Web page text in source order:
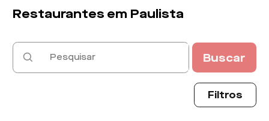
Restaurantes em Paulista
Buscar
Filtros